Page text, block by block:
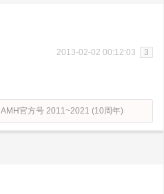
2013-02-02 00:12:03 3
AMH官方号 2011~2021 (10周年)